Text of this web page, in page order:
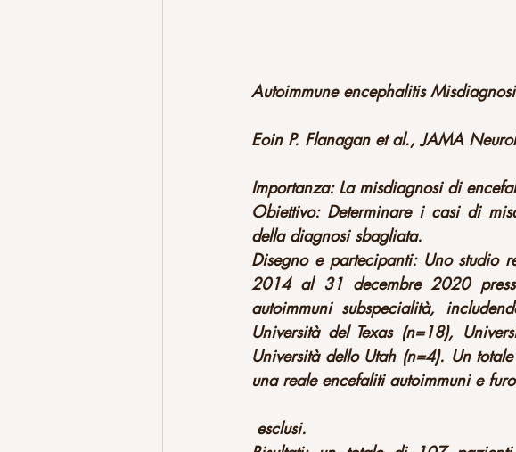
Autoimmune encephalitis
Eoin P. Flanagan et al., JAMA
Importanza: La misdiagnosi di
Obiettivo: Determinare i casi di
della diagnosi sbagliata.
Disegno e partecipanti: Uno studio
2014 al 31 decembre 2020
autoimmuni subspecialità,
Università del Texas (n=18),
Università dello Utah (n=4). Un
una reale encefaliti autoimmuni e
esclusi.